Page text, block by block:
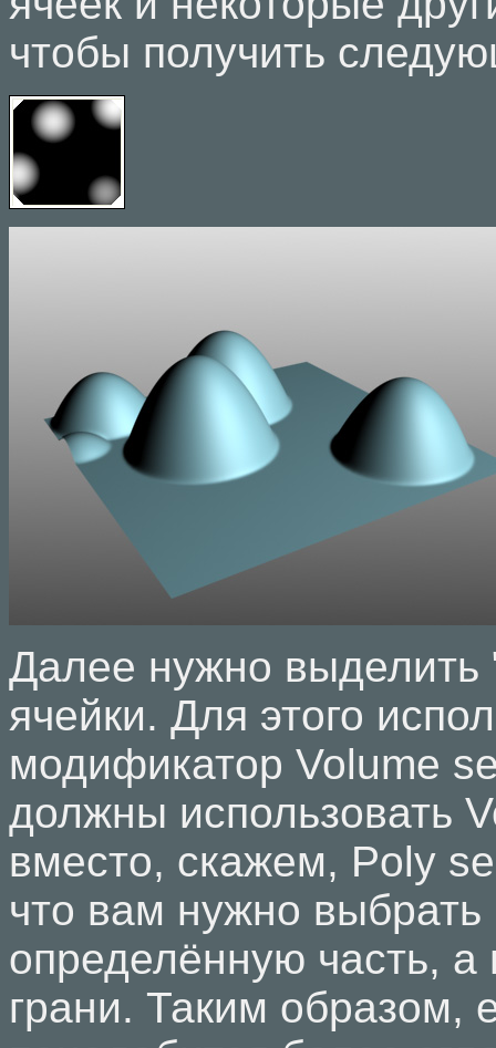
чтобы получить
Далее нужно
ячейки. Для этого
модификатор Volume
должны использовать
вместо, скажем, Poly
что вам нужно выбрать
определённую часть,
грани. Таким образом,